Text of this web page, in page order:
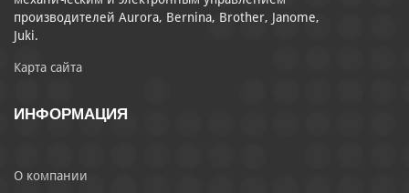
производителей Aurora, Bernina, Brother, Janome,
Juki.
Карта сайта
ИНФОРМАЦИЯ
О компании